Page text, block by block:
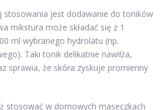
stosowania jest dodawanie do toników
mikstura może składać się z 1
ml wybranego hydrolatu (np.
Taki tonik delikatnie nawilża,
sprawia, że skóra zyskuje promienny
stosować w domowych maseczkach